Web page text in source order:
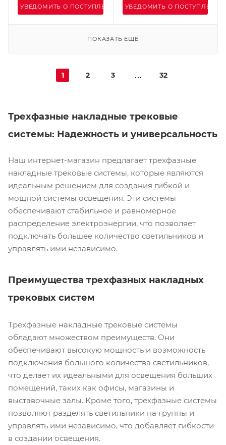
УВЕДОМИТЬ О ПОСТУПЛЕНИИ УВЕДОМИТЬ О ПОСТУПЛЕНИИ
ПОКАЗАТЬ ЕЩЕ
1 2 3 32
Трехфазные накладные трековые
системы: Надежность и универсальность
Наш интернет-магазин предлагает трехфазные
накладные трековые системы, которые являются
идеальным решением для создания гибкой и
мощной системы освещения. Эти системы
обеспечивают стабильное и равномерное
распределение электроэнергии, что позволяет
подключать большее количество светильников и
управлять ими независимо.
Преимущества трехфазных накладных
трековых систем
Трехфазные накладные трековые системы
обладают множеством преимуществ. Они
обеспечивают высокую мощность и возможность
подключения большого количества светильников,
что делает их идеальными для освещения больших
помещений, таких как офисы, магазины и
выставочные залы. Кроме того, трехфазные системы
позволяют разделять светильники на группы и
управлять ими независимо, что добавляет гибкости
в создании освещения.